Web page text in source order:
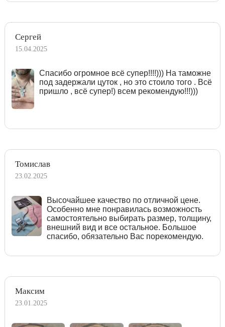
Сергей
15.04.2025
Спасибо огромное всё супер!!!!))) На таможне
под задержали цуток , но это стоило того . Всё
пришло , всё супер!) всем рекомендую!!!)))
Томислав
23.02.2025
Высочайшее качество по отличной цене.
Особенно мне понравилась возможность
самостоятельно выбирать размер, толщину,
внешний вид и все остальное. Большое
спасибо, обязательно Вас порекомендую.
Максим
23.01.2025